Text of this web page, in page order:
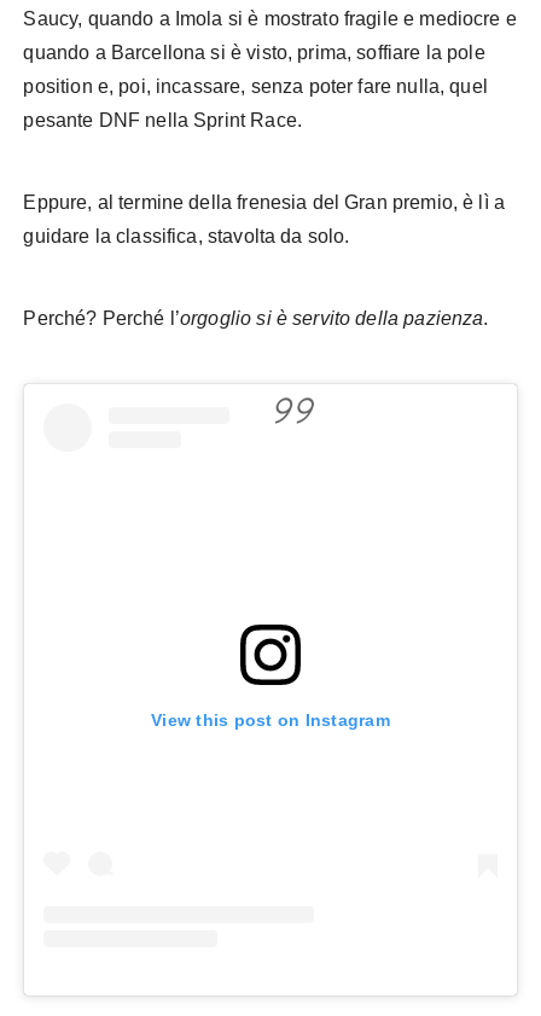
Saucy, quando a Imola si è mostrato fragile e mediocre e
quando a Barcellona si è visto, prima, soffiare la pole
position e, poi, incassare, senza poter fare nulla, quel
pesante DNF nella Sprint Race.
Eppure, al termine della frenesia del Gran premio, è lì a
guidare la classifica, stavolta da solo.
Perché? Perché l’orgoglio si è servito della pazienza.
View this post on Instagram